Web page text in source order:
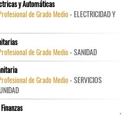
y Automáticas
de Grado Medio- ELECTRICIDAD Y
de Grado Medio- SANIDAD
de Grado Medio- SERVICIOS